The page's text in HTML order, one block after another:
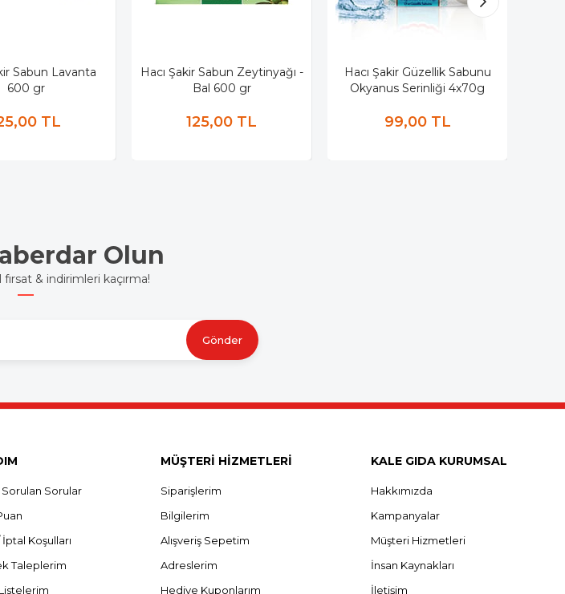
Sabun Lavanta
600 gr
TL
Hacı Şakir Sabun Zeytinyağı -
Bal 600 gr
125,00 TL
Hacı Şakir Güzellik Sabunu
Okyanus Serinliği 4x70g
99,00 TL
Olun
& indirimleri kaçırma!
Gönder
Sorulan Sorular
Koşulları
Taleplerim
MÜŞTERİ HİZMETLERİ
Siparişlerim
Bilgilerim
Alışveriş Sepetim
Adreslerim
Hediye Kuponlarım
KALE GIDA KURUMSAL
Hakkımızda
Kampanyalar
Müşteri Hizmetleri
İnsan Kaynakları
İletişim